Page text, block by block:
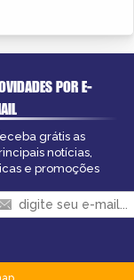
POR E-
grátis as
notícias,
e promoções